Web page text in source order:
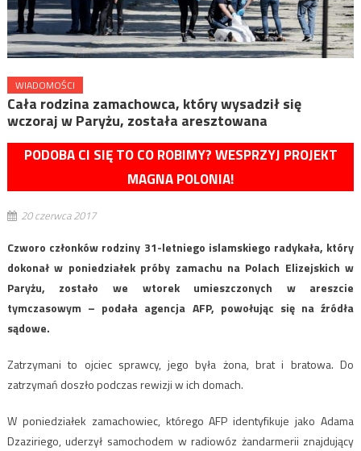
WIADOMOŚCI
Cała rodzina zamachowca, który wysadził się
wczoraj w Paryżu, została aresztowana
PODOBA CI SIĘ TO CO ROBIMY? WESPRZYJ PROJEKT
MAGNA POLONIA!
20 czerwca 2017
Czworo członków rodziny 31-letniego islamskiego radykała, który
dokonał w poniedziałek próby zamachu na Polach Elizejskich w
Paryżu, zostało we wtorek umieszczonych w areszcie
tymczasowym – podała agencja AFP, powołując się na źródła
sądowe.
Zatrzymani to ojciec sprawcy, jego była żona, brat i bratowa. Do
zatrzymań doszło podczas rewizji w ich domach.
W poniedziałek zamachowiec, którego AFP identyfikuje jako Adama
Dzaziriego, uderzył samochodem w radiowóz żandarmerii znajdujący